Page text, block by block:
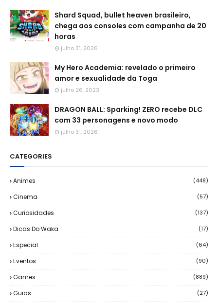
Shard Squad, bullet heaven brasileiro,
chega aos consoles com campanha de 20
horas
julho 31, 2026
My Hero Academia: revelado o primeiro
amor e sexualidade da Toga
julho 26, 2023
DRAGON BALL: Sparking! ZERO recebe DLC
com 33 personagens e novo modo
julho 31, 2026
CATEGORIES
Animes (448)
Cinema (57)
Curiosidades (137)
Dicas Do Waka (17)
Especial (64)
Eventos (90)
Games (889)
Guias (27)